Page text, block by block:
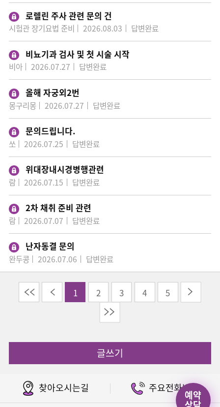
로렐린 주사 관련 문의 건
시험관 장기요법 준비 2026.08.03 답변완료
비뇨기과 검사 및 첫 시술 시작
비아 2026.07.27 답변완료
올해 자궁외2번
몽구리몽 2026.07.27 답변완료
문의드립니다.
쏘 2026.07.25 답변완료
위대장내시경병행관련
람 2026.07.15 답변완료
2차 채취 준비 관련
람 2026.07.07 답변완료
난자동결 문의
완두콩 2026.07.06 답변완료
이전 1 2 3 4 5
다음
끝
글쓰기
예약
찾아오시는길 주요전화번호